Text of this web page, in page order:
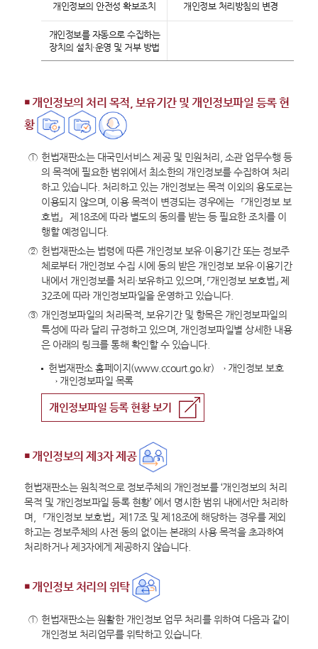
개인정보의 안전성 확보조치 개인정보 처리방침의 변경
개인정보를 자동으로 수집하는
장치의 설치·운영 및 거부 방법
￭ 개인정보의 처리 목적, 보유기간 및 개인정보파일 등록 현
황
① 헌법재판소는 대국민서비스 제공 및 민원처리, 소관 업무수행 등
의 목적에 필요한 범위에서 최소한의 개인정보를 수집하여 처리
하고 있습니다. 처리하고 있는 개인정보는 목적 이외의 용도로는
이용되지 않으며, 이용 목적이 변경되는 경우에는 「개인정보 보
호법」 제18조에 따라 별도의 동의를 받는 등 필요한 조치를 이
행할 예정입니다.
② 헌법재판소는 법령에 따른 개인정보 보유·이용기간 또는 정보주
체로부터 개인정보 수집 시에 동의 받은 개인정보 보유·이용기간
내에서 개인정보를 처리·보유하고 있으며, 「개인정보 보호법」 제
32조에 따라 개인정보파일을 운영하고 있습니다.
③ 개인정보파일의 처리목적, 보유기간 및 항목은 개인정보파일의
특성에 따라 달리 규정하고 있으며, 개인정보파일별 상세한 내용
은 아래의 링크를 통해 확인할 수 있습니다.
헌법재판소 홈페이지(www.ccourt.go.kr) → 개인정보 보호
→ 개인정보파일 목록
개인정보파일 등록 현황 보기
￭ 개인정보의 제3자 제공
헌법재판소는 원칙적으로 정보주체의 개인정보를 ‘개인정보의 처리
목적 및 개인정보파일 등록 현황’ 에서 명시한 범위 내에서만 처리하
며, 「개인정보 보호법」 제17조 및 제18조에 해당하는 경우를 제외
하고는 정보주체의 사전 동의 없이는 본래의 사용 목적을 초과하여
처리하거나 제3자에게 제공하지 않습니다.
￭ 개인정보 처리의 위탁
① 헌법재판소는 원활한 개인정보 업무 처리를 위하여 다음과 같이
개인정보 처리업무를 위탁하고 있습니다.